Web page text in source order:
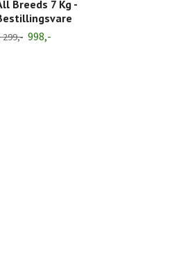
Breeds 7 Kg -
299,- 998,-